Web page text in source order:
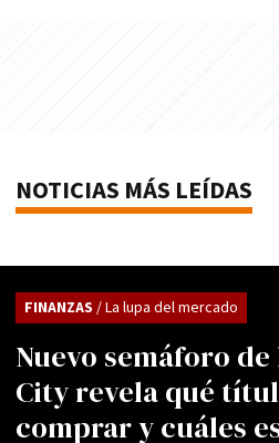
NOTICIAS MÁS LEÍDAS
Nuevo semáforo
City revela qué
comprar y cuáles
FINANZAS / La lupa del mercado